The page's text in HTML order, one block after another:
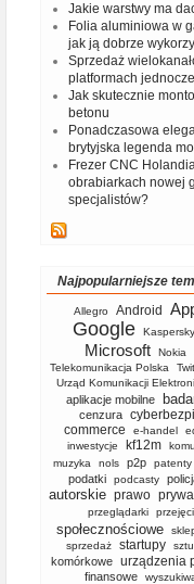
Jakie warstwy ma
Folia aluminiowa w
jak ją dobrze
Sprzedaż
platformach
Jak skutecznie
betonu
Ponadczasowa
brytyjska legenda
Frezer CNC
obrabiarkach nowej
specjalistów?
Najpopularniejsze
Allegro Android
Google
Microsoft Nokia
Telekomunikacja Polska
Urząd Komunikacji
aplikacje mobilne
cenzura
commerce
e-handel
inwestycje kf12m
muzyka nols p2p patenty
podatki podcasty
autorskie prawo
przeglądarki
społecznościowe
sprzedaż
startupy
komórkowe
urządzenia
finansowe